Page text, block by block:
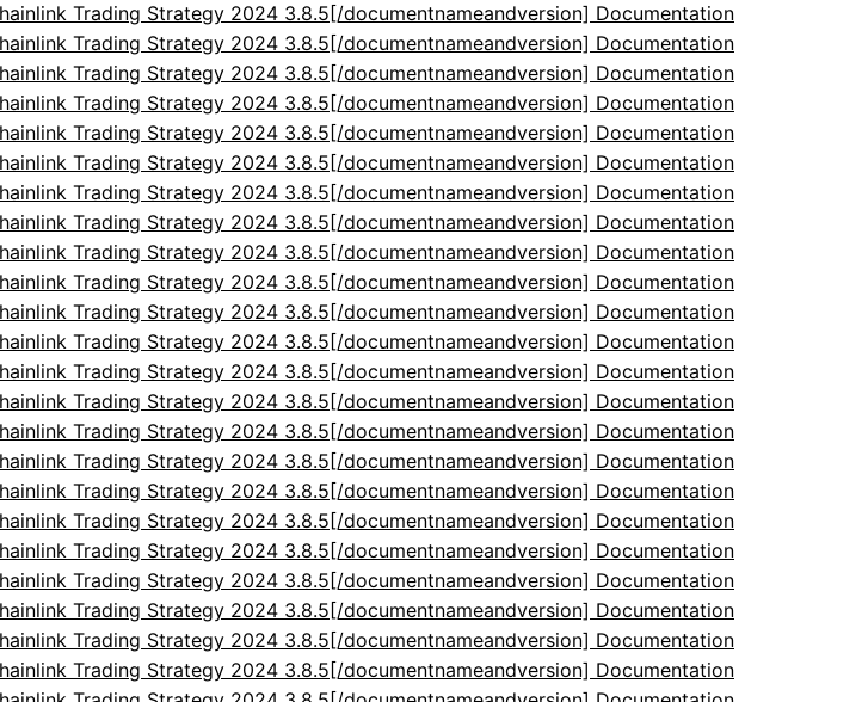
Trading Strategy 2024 3.8.5[/documentnameandversion] Documentation
Trading Strategy 2024 3.8.5[/documentnameandversion] Documentation
Trading Strategy 2024 3.8.5[/documentnameandversion] Documentation
Trading Strategy 2024 3.8.5[/documentnameandversion] Documentation
Trading Strategy 2024 3.8.5[/documentnameandversion] Documentation
Trading Strategy 2024 3.8.5[/documentnameandversion] Documentation
Trading Strategy 2024 3.8.5[/documentnameandversion] Documentation
Trading Strategy 2024 3.8.5[/documentnameandversion] Documentation
Trading Strategy 2024 3.8.5[/documentnameandversion] Documentation
Trading Strategy 2024 3.8.5[/documentnameandversion] Documentation
Trading Strategy 2024 3.8.5[/documentnameandversion] Documentation
Trading Strategy 2024 3.8.5[/documentnameandversion] Documentation
Trading Strategy 2024 3.8.5[/documentnameandversion] Documentation
Trading Strategy 2024 3.8.5[/documentnameandversion] Documentation
Trading Strategy 2024 3.8.5[/documentnameandversion] Documentation
Trading Strategy 2024 3.8.5[/documentnameandversion] Documentation
Trading Strategy 2024 3.8.5[/documentnameandversion] Documentation
Trading Strategy 2024 3.8.5[/documentnameandversion] Documentation
Trading Strategy 2024 3.8.5[/documentnameandversion] Documentation
Trading Strategy 2024 3.8.5[/documentnameandversion] Documentation
Trading Strategy 2024 3.8.5[/documentnameandversion] Documentation
Trading Strategy 2024 3.8.5[/documentnameandversion] Documentation
Trading Strategy 2024 3.8.5[/documentnameandversion] Documentation